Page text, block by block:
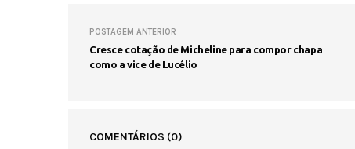
POSTAGEM ANTERIOR
Cresce cotação de Micheline para compor chapa
como a vice de Lucélio
COMENTÁRIOS (0)